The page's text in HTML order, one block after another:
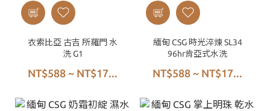
衣索比亞 古吉 所羅門 水
洗 G1
NT$588 ~ NT$17...
緬甸 CSG 時光淬煉 SL34
96hr肯亞式水洗
NT$588 ~ NT$17...